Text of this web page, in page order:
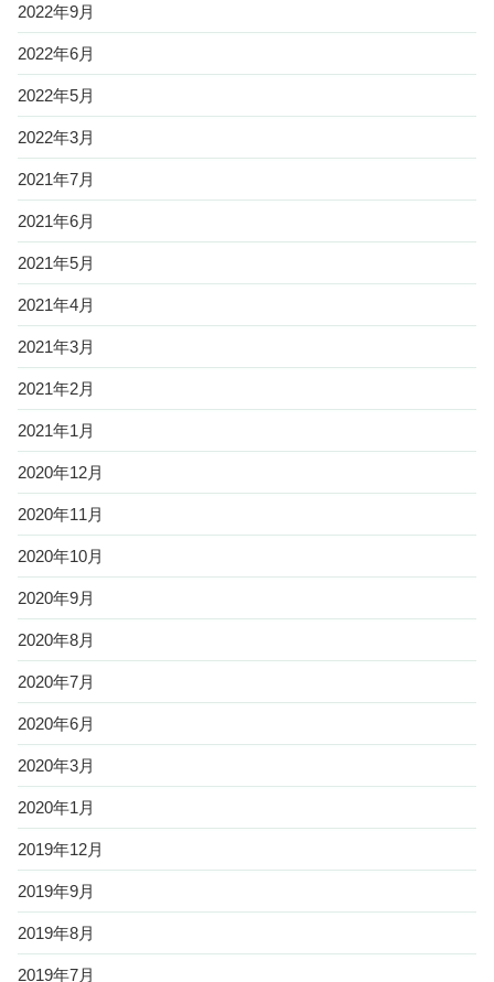
2022年9月
2022年6月
2022年5月
2022年3月
2021年7月
2021年6月
2021年5月
2021年4月
2021年3月
2021年2月
2021年1月
2020年12月
2020年11月
2020年10月
2020年9月
2020年8月
2020年7月
2020年6月
2020年3月
2020年1月
2019年12月
2019年9月
2019年8月
2019年7月